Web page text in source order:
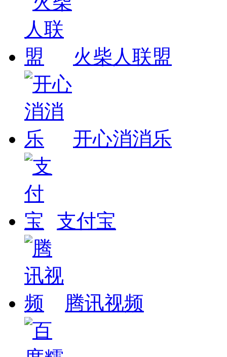
火柴人联盟
开心消消乐
支付宝
腾讯视频